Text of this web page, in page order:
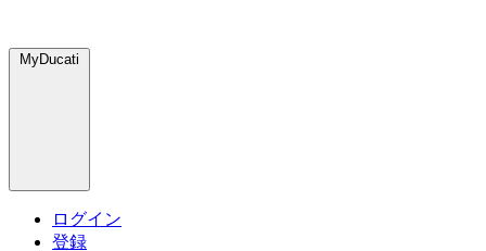
MyDucati
ログイン
登録